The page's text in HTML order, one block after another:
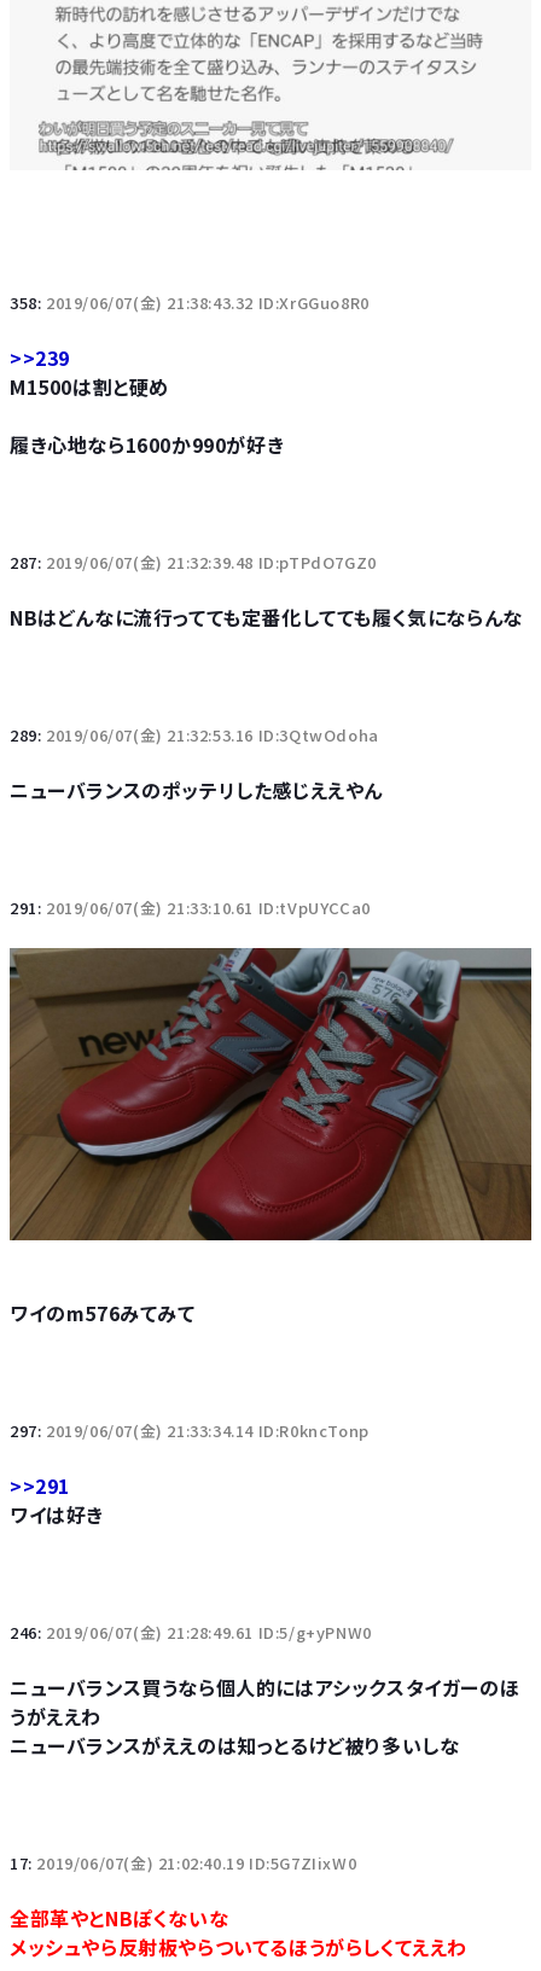
358: 2019/06/07(金) 21:38:43.32 ID:XrGGuo8R0
>>239
M1500は割と硬め
履き心地なら1600か990が好き
287: 2019/06/07(金) 21:32:39.48 ID:pTPdO7GZ0
NBはどんなに流行ってても定番化してても履く気にならんな
289: 2019/06/07(金) 21:32:53.16 ID:3QtwOdoha
ニューバランスのポッテリした感じええやん
291: 2019/06/07(金) 21:33:10.61 ID:tVpUYCCa0
ワイのm576みてみて
297: 2019/06/07(金) 21:33:34.14 ID:R0kncTonp
>>291
ワイは好き
246: 2019/06/07(金) 21:28:49.61 ID:5/g+yPNW0
ニューバランス買うなら個人的にはアシックスタイガーのほ
うがええわ
ニューバランスがええのは知っとるけど被り多いしな
17: 2019/06/07(金) 21:02:40.19 ID:5G7ZIixW0
全部革やとNBぽくないな
メッシュやら反射板やらついてるほうがらしくてええわ